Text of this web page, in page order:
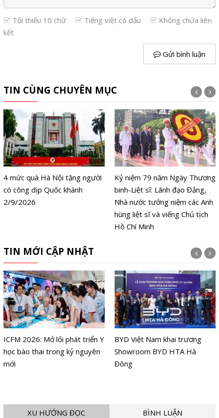
Tối thiểu 10 chữ Tiếng việt có dấu
Không chứa liên
kết
Gửi bình luận
TIN CÙNG CHUYÊN MỤC
4 mức quà Hà Nội tặng người
có công dịp Quốc khánh
2/9/2026
Kỷ niệm 79 năm Ngày Thương
binh-Liệt sĩ: Lãnh đạo Đảng,
Nhà nước tưởng niệm các Anh
hùng liệt sĩ và viếng Chủ tịch
Hồ Chí Minh
TIN MỚI CẬP NHẬT
ICFM 2026: Mở lối phát triển Y
học bào thai trong kỷ nguyên
mới
BYD Việt Nam khai trương
Showroom BYD HTA Hà
Đông
XU HƯỚNG ĐỌC BÌNH LUẬN